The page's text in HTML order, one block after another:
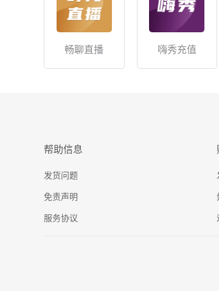
畅聊直播 嗨秀充值
帮助信息
发货问题
免责声明
服务协议